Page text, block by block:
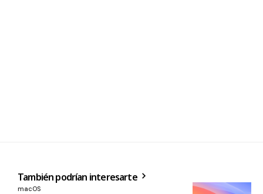
También podrían interesarte
macOS